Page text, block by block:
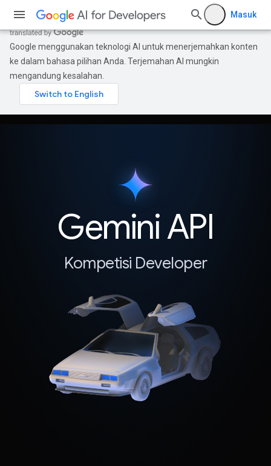
Masuk
Google menggunakan teknologi AI untuk menerjemahkan konten
ke dalam bahasa pilihan Anda. Terjemahan AI mungkin
mengandung kesalahan.
Gemini API
Kompetisi Developer